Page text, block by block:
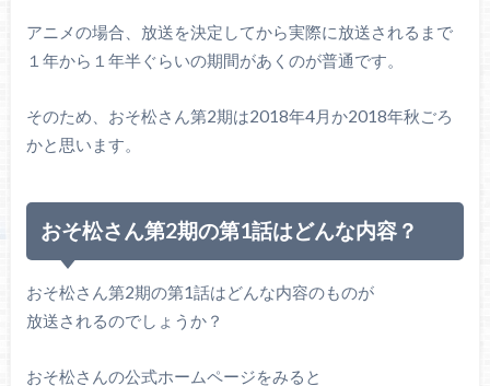
アニメの場合、放送を決定してから実際に放送されるまで
１年から１年半ぐらいの期間があくのが普通です。
そのため、おそ松さん第2期は2018年4月か2018年秋ごろ
かと思います。
おそ松さん第2期の第1話はどんな内容？
おそ松さん第2期の第1話はどんな内容のものが
放送されるのでしょうか？
おそ松さんの公式ホームページをみると